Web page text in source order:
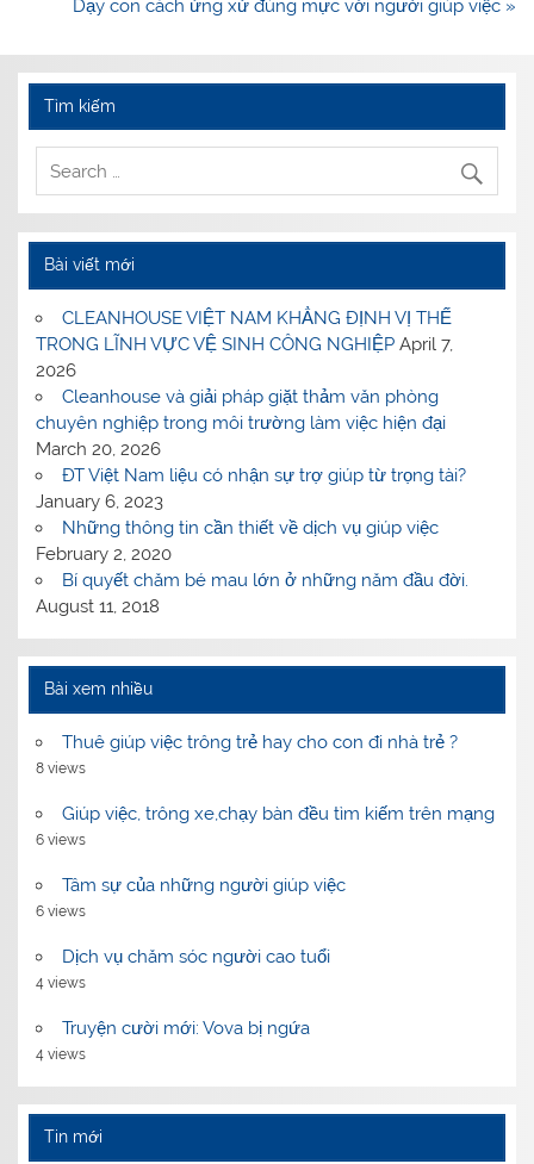
navigationDạy con cách ứng xử đúng mực với người giúp việc »
Tìm kiếm
Bài viết mới
CLEANHOUSE VIỆT NAM KHẲNG ĐỊNH VỊ THẾ
TRONG LĨNH VỰC VỆ SINH CÔNG NGHIỆP April 7,
2026
Cleanhouse và giải pháp giặt thảm văn phòng
chuyên nghiệp trong môi trường làm việc hiện đại
March 20, 2026
ĐT Việt Nam liệu có nhận sự trợ giúp từ trọng tài?
January 6, 2023
Những thông tin cần thiết về dịch vụ giúp việc
February 2, 2020
Bí quyết chăm bé mau lớn ở những năm đầu đời.
August 11, 2018
Bài xem nhiều
Thuê giúp việc trông trẻ hay cho con đi nhà trẻ ?
8 views
Giúp việc, trông xe,chạy bàn đều tìm kiếm trên mạng
6 views
Tâm sự của những người giúp việc
6 views
Dịch vụ chăm sóc người cao tuổi
4 views
Truyện cười mới: Vova bị ngứa
4 views
Tin mới